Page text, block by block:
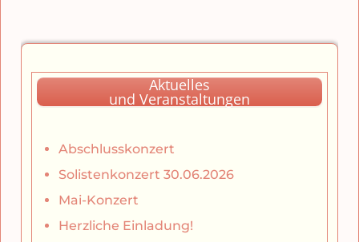
Aktuelles
und Veranstaltungen
Abschlusskonzert
Solistenkonzert 30.06.2026
Mai-Konzert
Herzliche Einladung!